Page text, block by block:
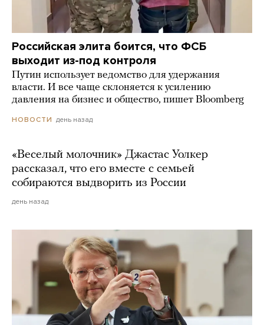
Российская элита боится, что ФСБ
выходит из-под контроля
Путин использует ведомство для удержания
власти. И все чаще склоняется к усилению
давления на бизнес и общество, пишет Bloomberg
НОВОСТИ день назад
«Веселый молочник» Джастас Уолкер
рассказал, что его вместе с семьей
собираются выдворить из России
день назад